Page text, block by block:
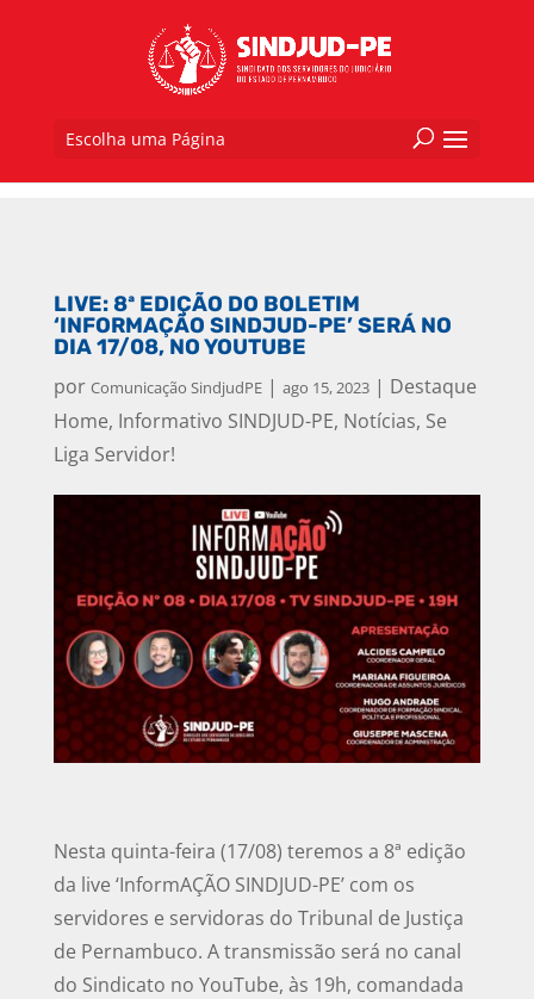
Escolha uma Página
LIVE: 8ª EDIÇÃO DO BOLETIM
‘INFORMAÇÃO SINDJUD-PE’ SERÁ NO
DIA 17/08, NO YOUTUBE
por Comunicação SindjudPE| ago 15, 2023| Destaque
Home, Informativo SINDJUD-PE, Notícias, Se
Liga Servidor!
Nesta quinta-feira (17/08) teremos a 8ª edição
da live ‘InformAÇÃO SINDJUD-PE’ com os
servidores e servidoras do Tribunal de Justiça
de Pernambuco. A transmissão será no canal
do Sindicato no YouTube, às 19h, comandada